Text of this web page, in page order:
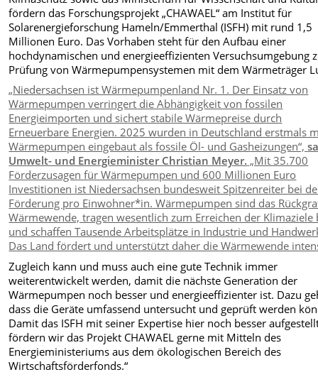
fördern das Forschungsprojekt „CHAWAEL“ am Institut für
Solarenergieforschung Hameln/Emmerthal (ISFH) mit rund 1,5
Millionen Euro. Das Vorhaben steht für den Aufbau einer
hochdynamischen und energieeffizienten Versuchsumgebung
Prüfung von Wärmepum­pensystemen mit dem Wärmeträger
„Niedersachsen ist Wärmepumpenland Nr. 1. Der Einsatz von
Wärmepumpen verringert die Abhängigkeit von fossilen
Energieimporten und sichert stabile Wärmepreise durch
Erneuerbare Energien. 2025 wurden in Deutschland erstmals
Wärmepumpen eingebaut als fossile Öl- und Gasheizungen“,
Umwelt- und Energieminister Christian Meyer. „Mit 35.700
Förderzusagen für Wärmepumpen und 600 Millionen Euro
Investitionen ist Niedersachsen bundesweit Spitzenreiter bei
Förderung pro Einwohner*in. Wärmepumpen sind das
Wärmewende, tragen wesentlich zum Erreichen der Klimaziele
und schaffen Tausende Arbeitsplätze in Industrie und
Das Land fördert und unterstützt daher die Wärmewende
Zugleich kann und muss auch eine gute Technik immer
weiterentwickelt werden, damit die nächste Generation der
Wärmepumpen noch besser und energieeffizienter ist. Dazu
dass die Geräte umfassend untersucht und geprüft werden
Damit das ISFH mit seiner Expertise hier noch besser
fördern wir das Projekt CHAWAEL gerne mit Mitteln des
Energieministeriums aus dem ökologischen Bereich des
Wirtschaftsförderfonds.“